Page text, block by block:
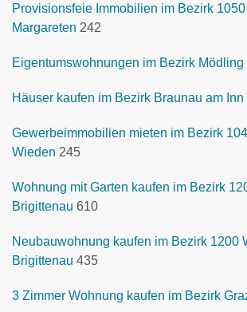
Provisionsfeie Immobilien im Bezirk
Margareten 242
Eigentumswohnungen im Bezirk Mödling
Häuser kaufen im Bezirk Braunau am Inn
Gewerbeimmobilien mieten im Bezirk
Wieden 245
Wohnung mit Garten kaufen im Bezirk
Brigittenau 610
Neubauwohnung kaufen im Bezirk 1200
Brigittenau 435
3 Zimmer Wohnung kaufen im Bezirk